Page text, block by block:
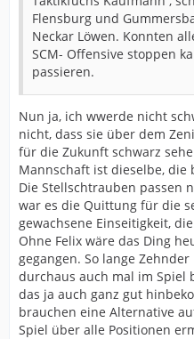
Flensburg und
Neckar Löwen. Konnten
SCM- Offensive stoppen
passieren.
Nun ja, ich wwerde nicht
nicht, dass sie über dem
für die Zukunft schwarz
Mannschaft ist dieselbe,
Die Stellschtrauben passen
war es die Quittung für die
gewachsene Einseitigkeit,
Ohne Felix wäre das Ding
gegangen. So lange
durchaus auch mal im Spiel
das ja auch ganz gut
brauchen eine Alternative
Spiel über alle Positionen